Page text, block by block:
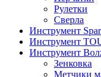
Рулетки
Сверла
Инструмент
Инструмент
Инструмент
Зенковка
Метчики